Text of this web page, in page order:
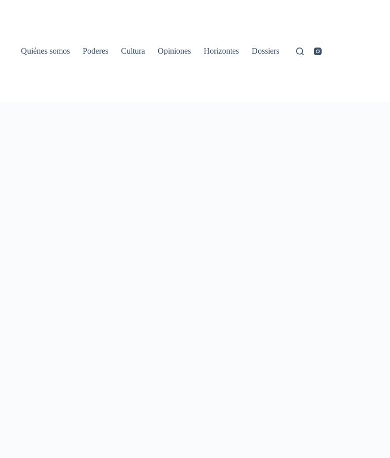
Quiénes somos Poderes Cultura Opiniones Horizontes Dossiers